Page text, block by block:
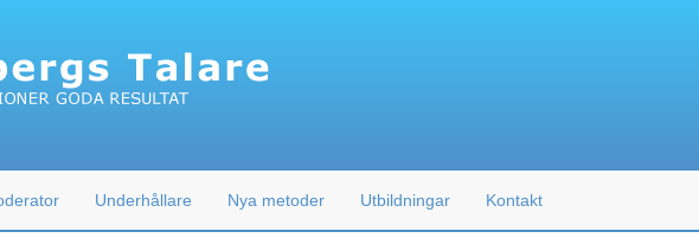
Underhållare Nya metoder Utbildningar Kontakt